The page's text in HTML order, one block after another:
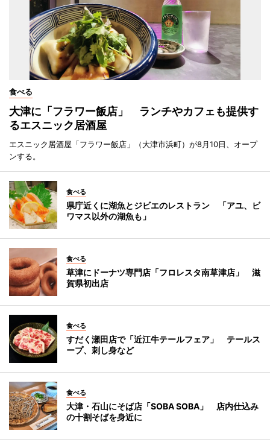
食べる
大津に「フラワー飯店」 ランチやカフェも提供す
るエスニック居酒屋
エスニック居酒屋「フラワー飯店」（大津市浜町）が8月10日、オープ
ンする。
食べる
県庁近くに湖魚とジビエのレストラン 「アユ、ビ
ワマス以外の湖魚も」
食べる
草津にドーナツ専門店「フロレスタ南草津店」 滋
賀県初出店
食べる
すだく瀬田店で「近江牛テールフェア」 テールス
ープ、刺し身など
食べる
大津・石山にそば店「SOBA SOBA」 店内仕込み
の十割そばを身近に